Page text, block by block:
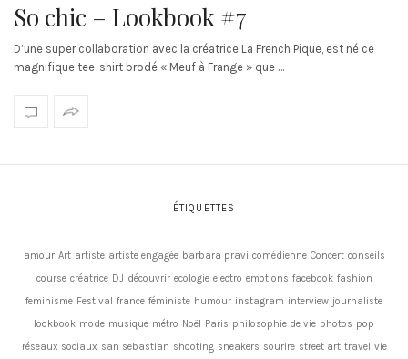
So chic – Lookbook #7
D’une super collaboration avec la créatrice La French Pique, est né ce
magnifique tee-shirt brodé « Meuf à Frange » que …
ÉTIQUETTES
amour Art artiste artiste engagée barbara pravi comédienne Concert conseils
course créatrice DJ découvrir ecologie electro emotions facebook fashion
feminisme Festival france féministe humour instagram interview journaliste
lookbook mode musique métro Noël Paris philosophie de vie photos pop
réseaux sociaux san sebastian shooting sneakers sourire street art travel vie